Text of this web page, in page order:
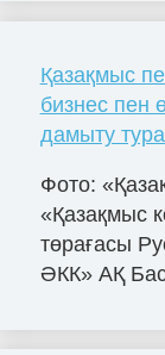
Қазақмыс
бизнес пен
дамыту
Фото:
«Қазақмыс
төрағасы
ӘКК» АҚ